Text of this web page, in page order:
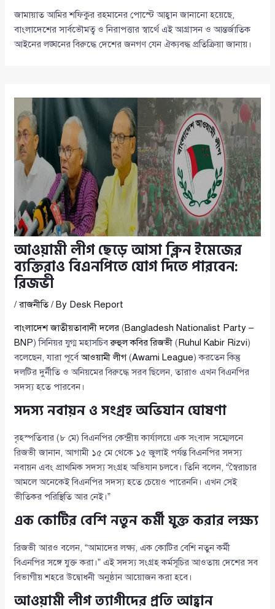
জামায়াত আমির শফিকুর রহমানের পোস্টে আহ্বান জানানো হয়েছে,
বাংলাদেশের সার্বভৌমত্ব ও নিরাপত্তার স্বার্থে এই আগ্রাসন ও আন্তর্জাতিক
আইনের লঙ্ঘনের বিরুদ্ধে দেশের জনগণ যেন ঐক্যবদ্ধ প্রতিক্রিয়া জানায়।
আওয়ামী লীগ ছেড়ে আসা ক্লিন ইমেজের
ব্যক্তিরাও বিএনপিতে যোগ দিতে পারবেন:
রিজভী
/রাজনীতি/ By Desk Report
বাংলাদেশ জাতীয়তাবাদী দলের (Bangladesh Nationalist Party –
BNP) সিনিয়র যুগ্ম মহাসচিবরুহুল কবির রিজভী ( Ruhul Kabir Rizvi)
বলেছেন, যারা পূর্বেআওয়ামী লীগ(Awami League) করতেন কিন্তু
দলটির দুর্নীতি ও অনিয়মের বিরুদ্ধে সরব ছিলেন, তারাও এখন বিএনপির
সদস্য হতে পারবেন।
সদস্য নবায়ন ও সংগ্রহ অভিযান ঘোষণা
বৃহস্পতিবার (৮ মে) বিএনপির কেন্দ্রীয় কার্যালয়ে এক সংবাদ সম্মেলনে
রিজভী জানান, আগামী ১৫ মে থেকে ১৫ জুলাই পর্যন্ত বিএনপির সদস্য
নবায়ন এবং প্রাথমিক সদস্য সংগ্রহ অভিযান চলবে। তিনি বলেন, “স্বৈরাচার
আমলে অনেকেই বিএনপির সদস্য হতে চেয়েও পারেননি। এখন সেই
ভীতিকর পরিস্থিতি আর নেই।”
এক কোটির বেশি নতুন কর্মী যুক্ত করার লক্ষ্য
রিজভী আরও বলেন, “আমাদের লক্ষ্য, এক কোটির বেশি নতুন কর্মী
বিএনপির সঙ্গে যুক্ত করা।” এই সদস্য সংগ্রহ কর্মসূচির আওতায় দেশের সব
বিভাগীয় শহরে উদ্বোধনী অনুষ্ঠান আয়োজন করা হবে।
আওয়ামী লীগ ত্যাগীদের প্রতি আহ্বান